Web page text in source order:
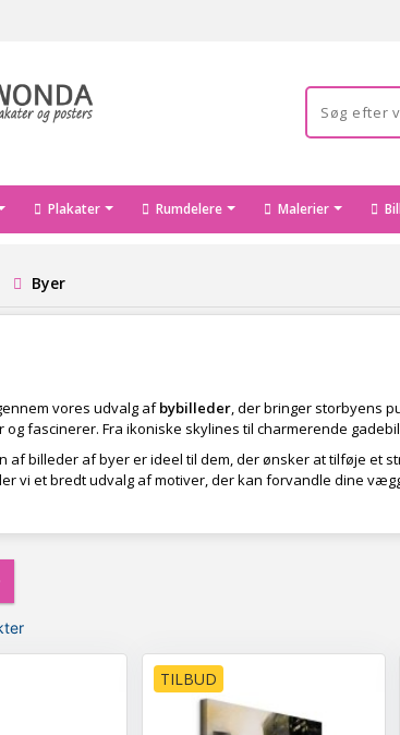
Plakater Rumdelere Malerier
Byer
vores udvalg afbybilleder, der bringer storbyens
fascinerer. Fra ikoniske skylines til charmerende
af billeder af byer er ideel til dem, der ønsker at tilføje et
vi et bredt udvalg af motiver, der kan forvandle dine
TILBUD